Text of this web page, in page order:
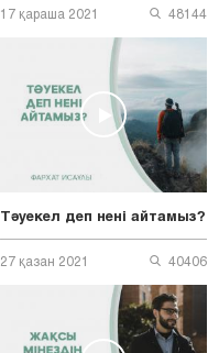
17 қараша 2021 48144
Тәуекел деп нені айтамыз?
27 қазан 2021 40406